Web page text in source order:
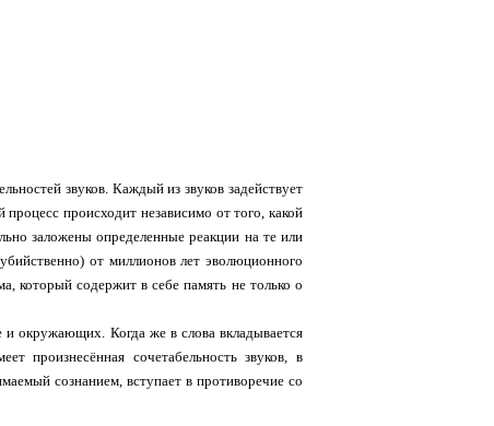
звуков. Каждый из звуков задействует
происходит независимо от того, какой
заложены определенные реакции на те или
от миллионов лет эволюционного
который содержит в себе память не только о
окружающих. Когда же в слова вкладывается
произнесённая сочетабельность звуков, в
сознанием, вступает в противоречие со